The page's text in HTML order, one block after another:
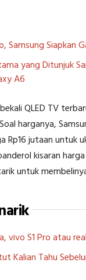
Samsung Siapkan
yang Ditunjuk
A6
QLED TV
harganya,
Rp16 jutaan untuk
kisaran
untuk
vivo S1 Pro atau
Kalian Tahu